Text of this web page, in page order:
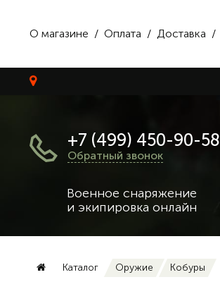
О магазине / Оплата / Доставка /
+7 (499) 450-90-58
Обратный звонок
Военное снаряжение
и экипировка онлайн
Каталог Оружие Кобуры